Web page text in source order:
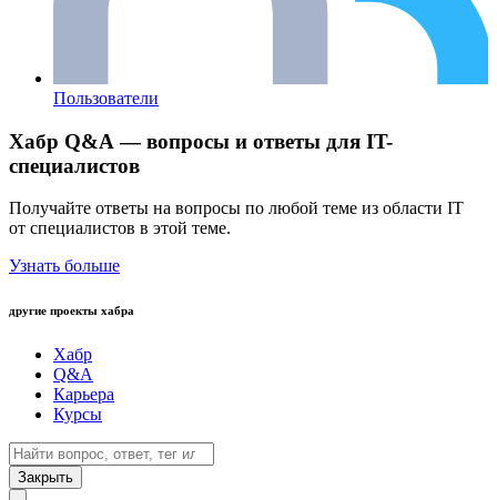
Пользователи
Хабр Q&A — вопросы и ответы для IT-
специалистов
Получайте ответы на вопросы по любой теме из области IT
от специалистов в этой теме.
Узнать больше
другие проекты хабра
Хабр
Q&A
Карьера
Курсы
Закрыть